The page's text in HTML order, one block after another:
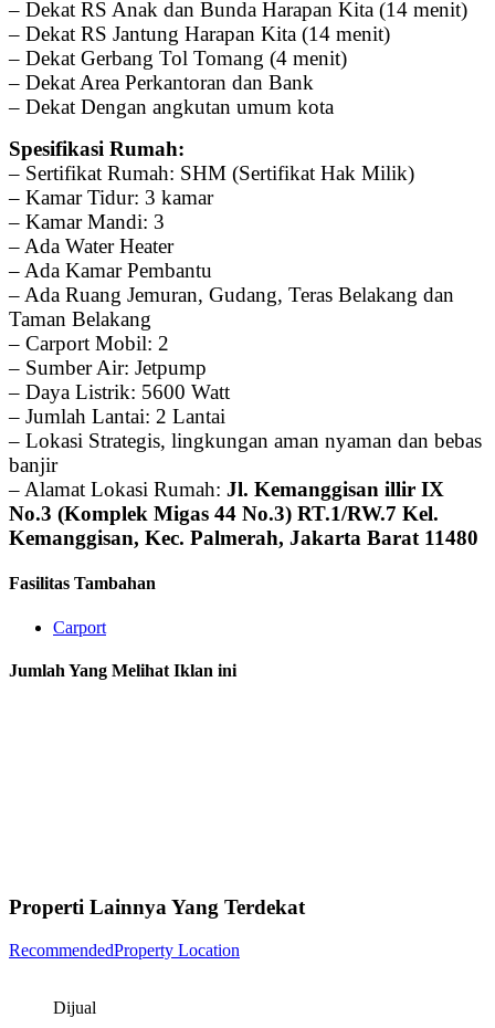
– Dekat RS Anak dan Bunda Harapan Kita (14 menit)
– Dekat RS Jantung Harapan Kita (14 menit)
– Dekat Gerbang Tol Tomang (4 menit)
– Dekat Area Perkantoran dan Bank
– Dekat Dengan angkutan umum kota
Spesifikasi Rumah:
– Sertifikat Rumah: SHM (Sertifikat Hak Milik)
– Kamar Tidur: 3 kamar
– Kamar Mandi: 3
– Ada Water Heater
– Ada Kamar Pembantu
– Ada Ruang Jemuran, Gudang, Teras Belakang dan
Taman Belakang
– Carport Mobil: 2
– Sumber Air: Jetpump
– Daya Listrik: 5600 Watt
– Jumlah Lantai: 2 Lantai
– Lokasi Strategis, lingkungan aman nyaman dan bebas
banjir
– Alamat Lokasi Rumah: Jl. Kemanggisan illir IX
No.3 (Komplek Migas 44 No.3) RT.1/RW.7 Kel.
Kemanggisan, Kec. Palmerah, Jakarta Barat 11480
Fasilitas Tambahan
Carport
Jumlah Yang Melihat Iklan ini
Properti Lainnya Yang Terdekat
RecommendedProperty Location
Dijual